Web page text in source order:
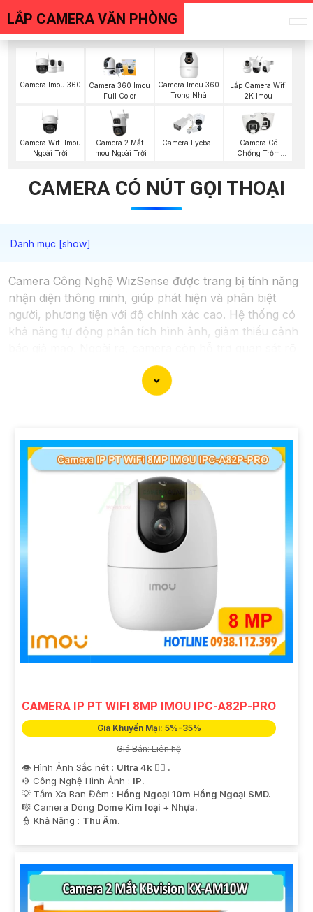
LẮP CAMERA VĂN PHÒNG
Camera Imou 360
Camera 360 Imou
Full Color
Camera Imou 360
Trong Nhà
Lắp Camera Wifi
2K Imou
Camera Wifi Imou
Ngoài Trời
Camera 2 Mắt
Imou Ngoài Trời
Camera Eyeball
Camera Có
Chống Trộm
CAMERA CÓ NÚT GỌI THOẠI
Camera Công Nghệ WizSense được trang bị tính năng
nhận diện thông minh, giúp phát hiện và phân biệt
người, phương tiện với độ chính xác cao. Hệ thống có
khả năng tự động phân tích hình ảnh, giảm thiểu cảnh
nét trong điều kiện ánh sáng yếu nhờ công nghệ
Starlight và các tính năng này giúp nâng cao hiệu quả
giám sát và bảo vệ an ninh tốt hơn.
CAMERA IP PT WIFI 8MP IMOU IPC-A82P-PRO
Giá Khuyến Mại: 5%-35%
Giá Bán: Liên hệ
👁 Hình Ảnh Sắc nét : Ultra 4k 👍🏾 .
⚙ Công Nghệ Hình Ảnh : IP.
💡 Tầm Xa Ban Đêm : Hồng Ngoại 10m Hồng Ngoại SMD.
🎼️ Camera Dòng Dome Kim loại + Nhựa.
️👮 Khả Năng : Thu Âm.